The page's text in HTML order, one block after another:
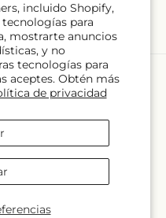
incluido Shopify,
para
mostrarte anuncios
y no
tecnologías para
aceptes. Obtén más
de privacidad
contributors